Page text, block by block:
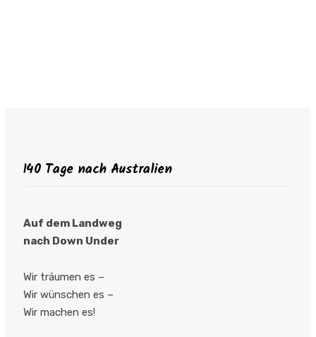
140 Tage nach Australien
Auf dem Landweg
nach Down Under
Wir träumen es –
Wir wünschen es –
Wir machen es!